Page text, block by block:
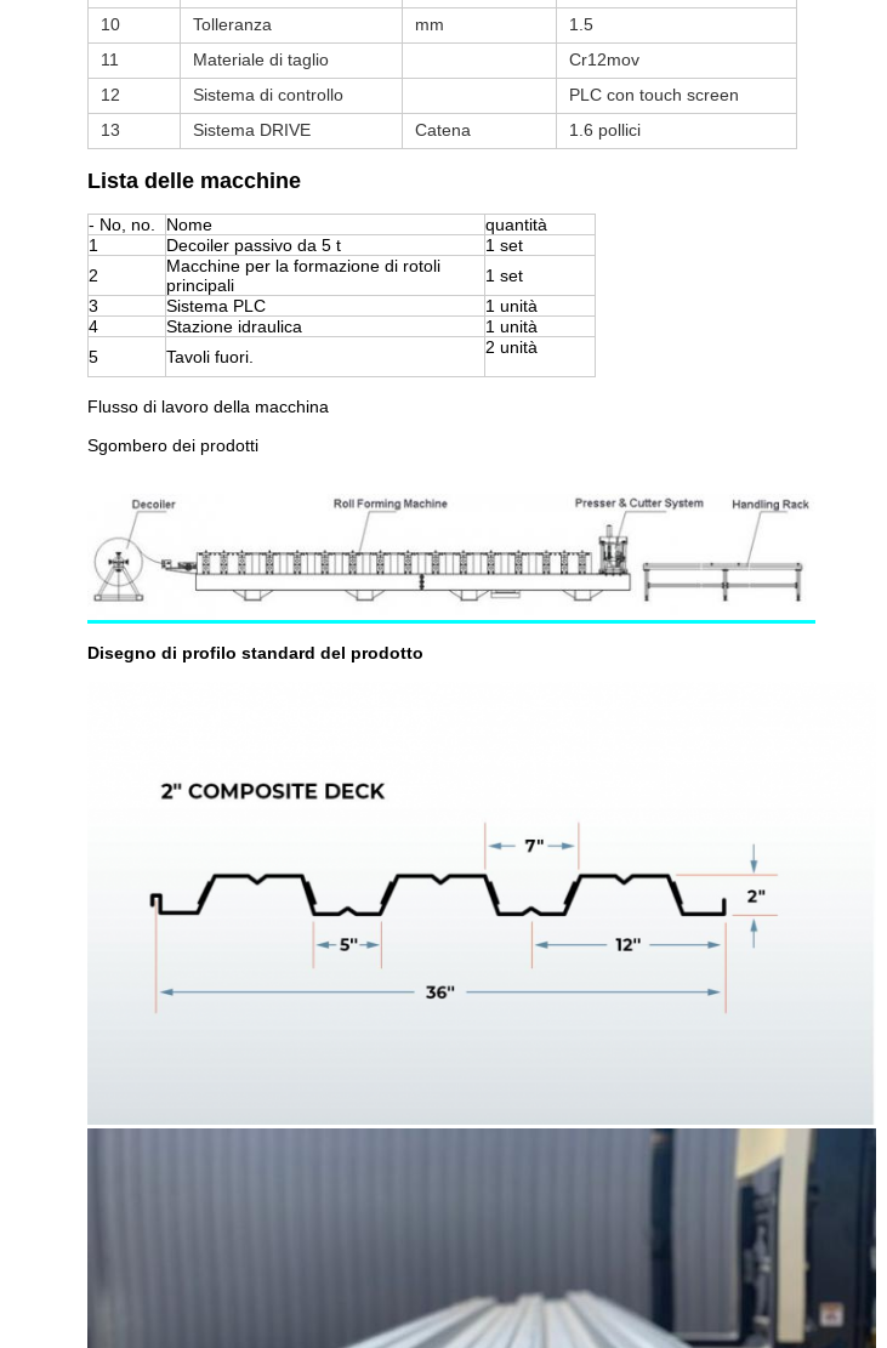
10
Tolleranza mm
1.5
11
Materiale di taglio
Cr12mov
12
Sistema di controllo
PLC con touch screen
13
Sistema DRIVE Catena 1.6 pollici
Lista delle macchine
- No, no. Nome
quantità
1
Decoiler passivo da 5 t
1 set
2
Macchine per la formazione di rotoli
principali
1 set
3
Sistema PLC
1 unità
4
Stazione idraulica
1 unità
5
Tavoli fuori. 2 unità
Flusso di lavoro della macchina
Sgombero dei prodotti
Disegno di profilo standard del prodotto